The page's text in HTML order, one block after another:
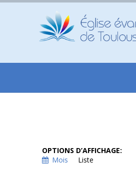
Navigation
par
OPTIONS D’AFFICHAGE
Mois
Liste